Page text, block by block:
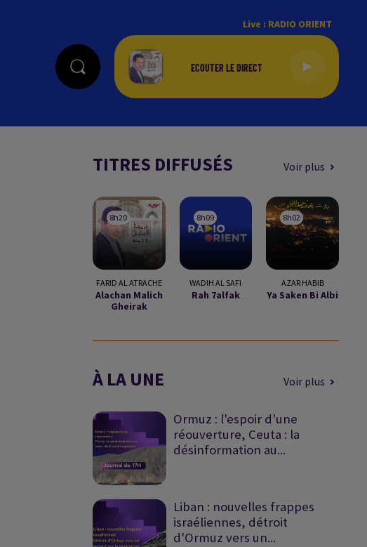
Live : RADIO ORIENT
TITRES DIFFUSÉS Voir plus
8h20
8h20
FARID AL ATRACHE
Alachan Malich
Gheirak
8h09
8h09
WADIH AL SAFI
Rah 7alfak
8h02
8h02
AZAR HABIB
Ya Saken Bi Albi
À LA UNE Voir plus
Ormuz : l'espoir d'une
réouverture, Ceuta : la
désinformation au...
Liban : nouvelles frappes
israéliennes, détroit
d'Ormuz vers un...